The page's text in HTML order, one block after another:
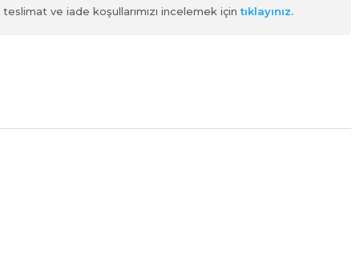
ve iade koşullarımızı incelemek içintıklayınız.